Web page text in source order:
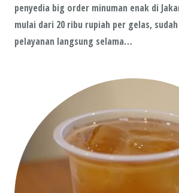
penyedia big order minuman enak di
mulai dari 20 ribu rupiah per gelas,
pelayanan langsung selama…